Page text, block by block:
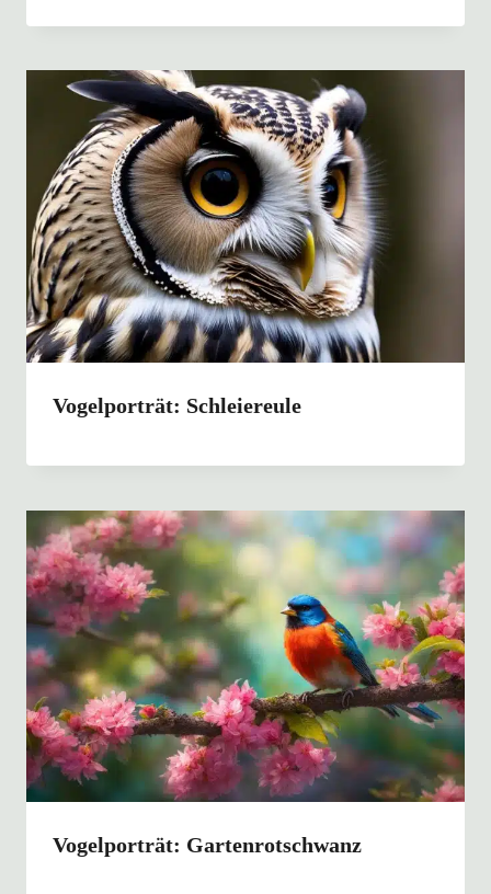
Vogelporträt: Schleiereule
Vogelporträt: Gartenrotschwanz